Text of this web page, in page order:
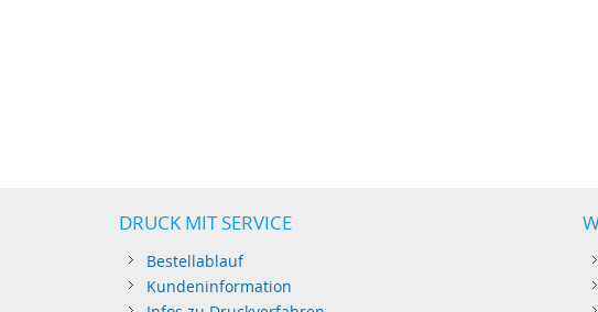
DRUCK MIT SERVICE
Bestellablauf
Kundeninformation